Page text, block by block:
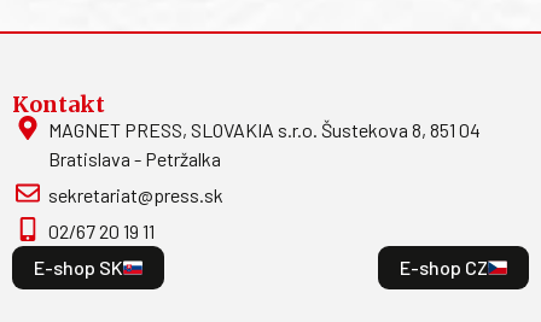
Kontakt
MAGNET PRESS, SLOVAKIA s.r.o. Šustekova 8, 851 04
Bratislava - Petržalka
sekretariat@press.sk
02/67 20 19 11
E-shop SK
E-shop CZ